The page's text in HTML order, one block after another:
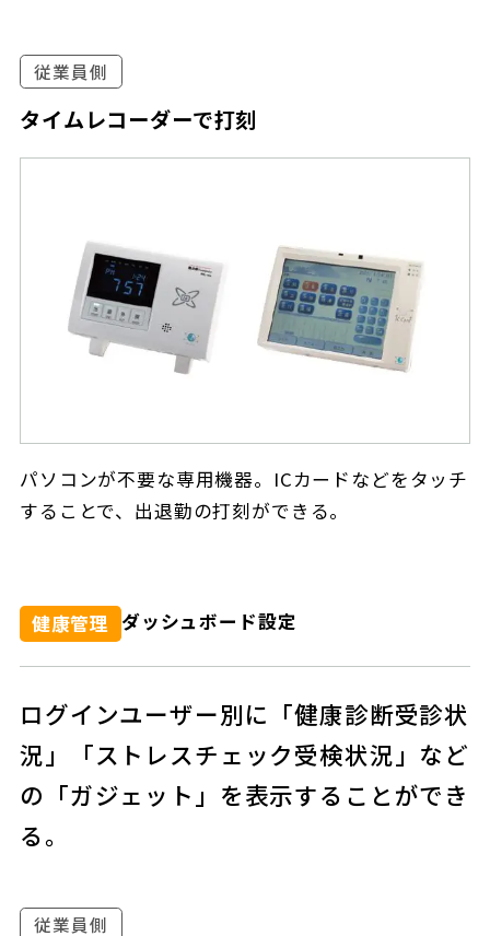
従業員側
タイムレコーダーで打刻
パソコンが不要な専用機器。ICカードなどをタッチ
することで、出退勤の打刻ができる。
健康管理 ダッシュボード設定
ログインユーザー別に「健康診断受診状
況」「ストレスチェック受検状況」など
の「ガジェット」を表示することができ
る。
従業員側